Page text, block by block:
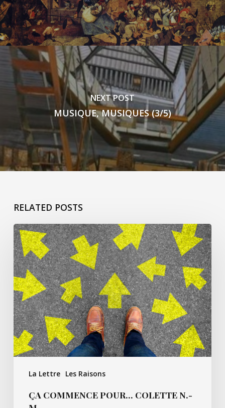
NEXT POST
MUSIQUE, MUSIQUES (3/5)
RELATED POSTS
La Lettre Les Raisons
Ça
commence
pour…
Colette
N.-
M.
ÇA COMMENCE POUR… COLETTE N.-